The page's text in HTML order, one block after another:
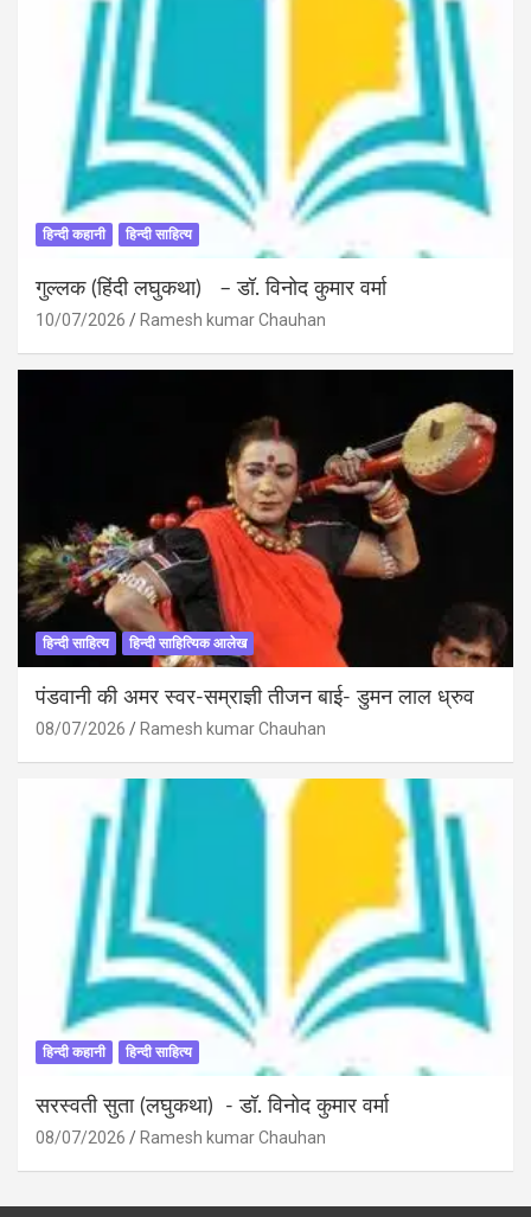
हिन्दी कहानी हिन्दी साहित्य
गुल्लक (हिंदी लघुकथा) – डॉ. विनोद कुमार वर्मा
10/07/2026 Ramesh kumar Chauhan
हिन्दी साहित्य हिन्दी साहित्यिक आलेख
पंडवानी की अमर स्वर-सम्राज्ञी तीजन बाई- डुमन लाल ध्रुव
08/07/2026 Ramesh kumar Chauhan
हिन्दी कहानी हिन्दी साहित्य
सरस्वती सुता (लघुकथा) ​- डॉ. विनोद कुमार वर्मा
08/07/2026 Ramesh kumar Chauhan